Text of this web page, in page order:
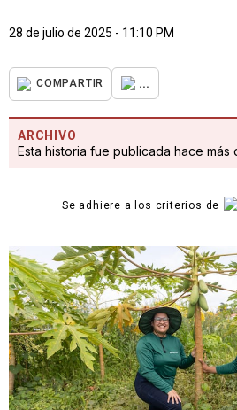
28 de julio de 2025 - 11:10 PM
COMPARTIR ...
ARCHIVO
Esta historia fue publicada hace más
Se adhiere a los criterios de